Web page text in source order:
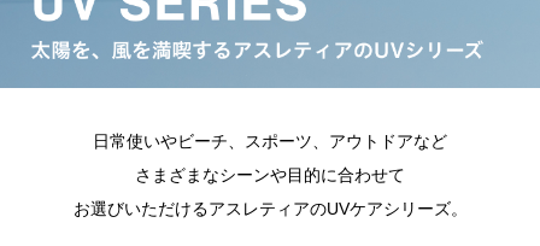
日常使いやビーチ、スポーツ、アウトドアなど
さまざまなシーンや目的に合わせて
お選びいただけるアスレティアのUVケアシリーズ。